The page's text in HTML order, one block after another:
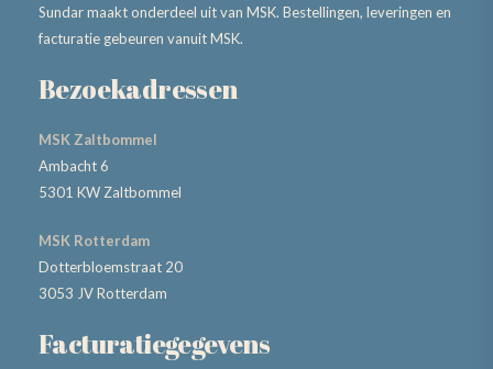
Sundar maakt onderdeel uit van MSK. Bestellingen, leveringen en
facturatie gebeuren vanuit MSK.
Bezoekadressen
MSK Zaltbommel
Ambacht 6
5301 KW Zaltbommel
MSK Rotterdam
Dotterbloemstraat 20
3053 JV Rotterdam
Facturatiegegevens